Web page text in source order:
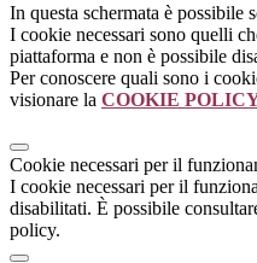
In questa schermata è possibile
I cookie necessari sono quelli
piattaforma e non è possibile
Per conoscere quali sono i
visionare la COOKIE
Cookie necessari per il
I cookie necessari per il
disabilitati. È possibile
policy.